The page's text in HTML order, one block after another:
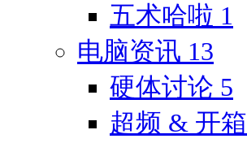
五术哈啦 1
电脑资讯 13
硬体讨论 5
超频 & 开箱